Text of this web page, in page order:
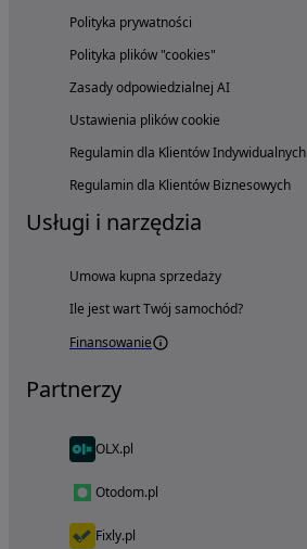
Polityka prywatności
Polityka plików "cookies"
Zasady odpowiedzialnej AI
Ustawienia plików cookie
Regulamin dla Klientów Indywidualnych
Regulamin dla Klientów Biznesowych
Usługi i narzędzia
Umowa kupna sprzedaży
Ile jest wart Twój samochód?
Finansowanie
Partnerzy
OLX.pl
Otodom.pl
Fixly.pl